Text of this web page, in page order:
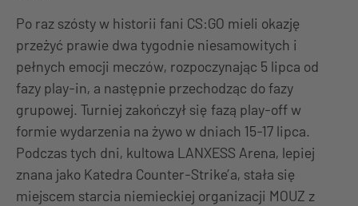
Po raz szósty w historii fani CS:GO mieli okazję
przeżyć prawie dwa tygodnie niesamowitych i
pełnych emocji meczów, rozpoczynając 5 lipca od
fazy play-in, a następnie przechodząc do fazy
grupowej. Turniej zakończył się fazą play-off w
formie wydarzenia na żywo w dniach 15-17 lipca.
Podczas tych dni, kultowa LANXESS Arena, lepiej
znana jako Katedra Counter-Strike’a, stała się
miejscem starcia niemieckiej organizacji MOUZ z